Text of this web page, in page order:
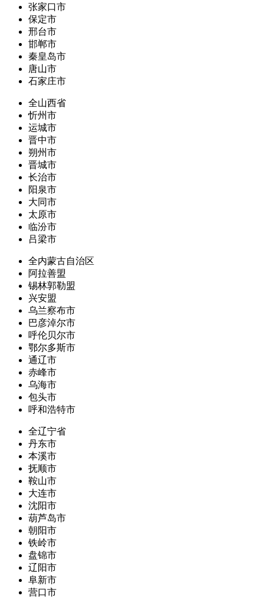
张家口市
保定市
邢台市
邯郸市
秦皇岛市
唐山市
石家庄市
全山西省
忻州市
运城市
晋中市
朔州市
晋城市
长治市
阳泉市
大同市
太原市
临汾市
吕梁市
全内蒙古自治区
阿拉善盟
锡林郭勒盟
兴安盟
乌兰察布市
巴彦淖尔市
呼伦贝尔市
鄂尔多斯市
通辽市
赤峰市
乌海市
包头市
呼和浩特市
全辽宁省
丹东市
本溪市
抚顺市
鞍山市
大连市
沈阳市
葫芦岛市
朝阳市
铁岭市
盘锦市
辽阳市
阜新市
营口市